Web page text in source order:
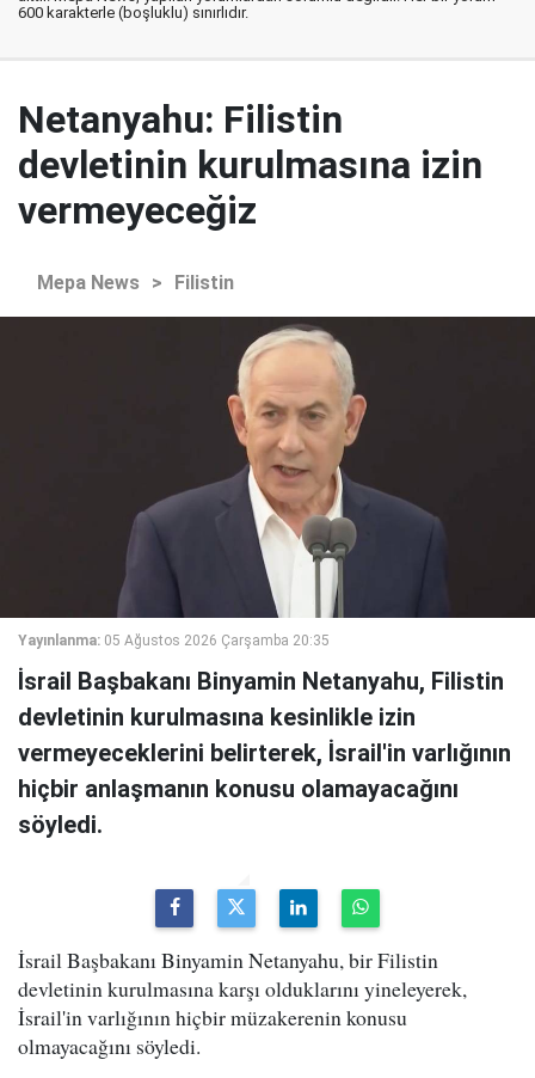
600 karakterle (boşluklu) sınırlıdır.
Netanyahu: Filistin
devletinin kurulmasına izin
vermeyeceğiz
Mepa News > Filistin
Yayınlanma: 05 Ağustos 2026 Çarşamba 20:35
İsrail Başbakanı Binyamin Netanyahu, Filistin
devletinin kurulmasına kesinlikle izin
vermeyeceklerini belirterek, İsrail'in varlığının
hiçbir anlaşmanın konusu olamayacağını
söyledi.
İsrail Başbakanı Binyamin Netanyahu, bir Filistin
devletinin kurulmasına karşı olduklarını yineleyerek,
İsrail'in varlığının hiçbir müzakerenin konusu
olmayacağını söyledi.